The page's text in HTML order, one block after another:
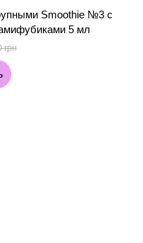
Smoothie №3 с
5 мл
грн